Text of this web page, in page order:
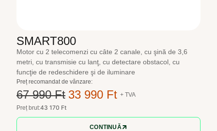
SMART800
Motor cu 2 telecomenzi cu câte 2 canale, cu şină de 3,6
metri, cu transmisie cu lanţ, cu detectare obstacol, cu
funcţie de redeschidere şi de iluminare
Preț recomandat de vânzare:
67 990 Ft 33 990 Ft + TVA
Preț brut:43 170 Ft
CONTINUĂ